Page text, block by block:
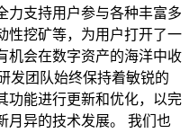
力支持用户参与各种丰富多
性挖矿等，为用户打开了一
机会在数字资产的海洋中收
发团队始终保持着敏锐的
功能进行更新和优化，以完
月异的技术发展。 我们也